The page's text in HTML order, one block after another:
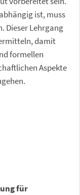
ist, muss
Dieser Lehrgang
damit
formellen
Aspekte
für